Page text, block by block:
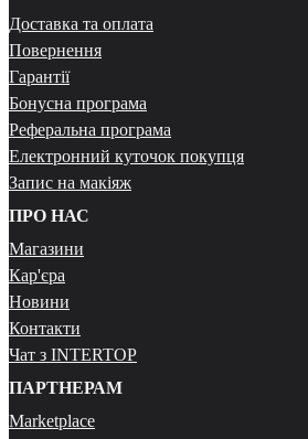
Доставка та оплата
Повернення
Гарантії
Бонусна програма
Реферальна програма
Електронний куточок покупця
Запис на макіяж
ПРО НАС
Магазини
Кар'єра
Новини
Контакти
Чат з INTERTOP
ПАРТНЕРАМ
Marketplace